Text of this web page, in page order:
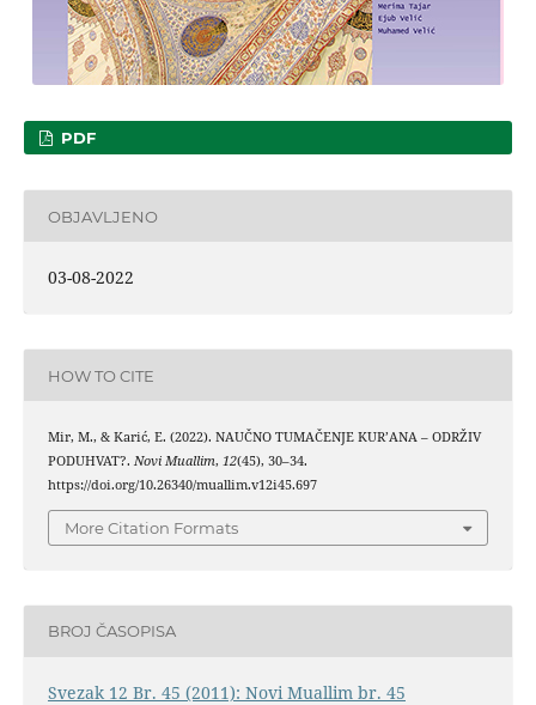
PDF
OBJAVLJENO
03-08-2022
HOW TO CITE
Mir, M., & Karić, E. (2022). NAUČNO TUMAČENJE KUR’ANA – ODRŽIV
PODUHVAT?. Novi Muallim, 12(45), 30–34.
https://doi.org/10.26340/muallim.v12i45.697
More Citation Formats
BROJ ČASOPISA
Svezak 12 Br. 45 (2011): Novi Muallim br. 45